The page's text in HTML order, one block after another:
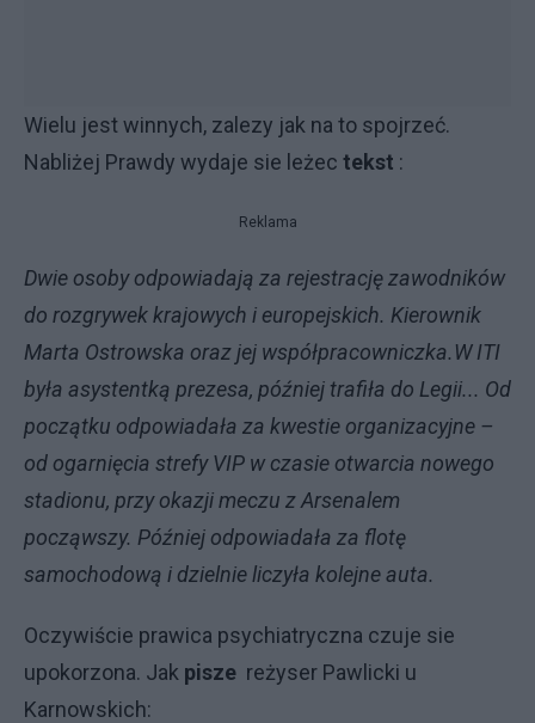
Wielu jest winnych, zalezy jak na to spojrzeć.
Nabliżej Prawdy wydaje sie leżec tekst :
Reklama
Dwie osoby odpowiadają za rejestrację zawodników
do rozgrywek krajowych i europejskich. Kierownik
Marta Ostrowska oraz jej współpracowniczka.W ITI
była asystentką prezesa, później trafiła do Legii... Od
początku odpowiadała za kwestie organizacyjne –
od ogarnięcia strefy VIP w czasie otwarcia nowego
stadionu, przy okazji meczu z Arsenalem
począwszy. Później odpowiadała za flotę
samochodową i dzielnie liczyła kolejne auta.
Oczywiście prawica psychiatryczna czuje sie
upokorzona. Jak pisze reżyser Pawlicki u
Karnowskich: